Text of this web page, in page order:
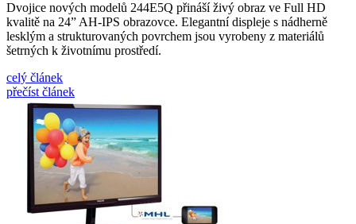
Dvojice nových modelů 244E5Q přináší živý obraz ve Full HD
kvalitě na 24” AH-IPS obrazovce. Elegantní displeje s nádherně
lesklým a strukturovaných povrchem jsou vyrobeny z materiálů
šetrných k životnímu prostředí.
celý článek
přečíst článek